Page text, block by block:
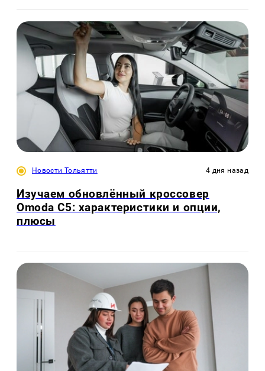
Новости Тольятти 4 дня назад
Изучаем обновлённый кроссовер
Omoda C5: характеристики и опции,
плюсы